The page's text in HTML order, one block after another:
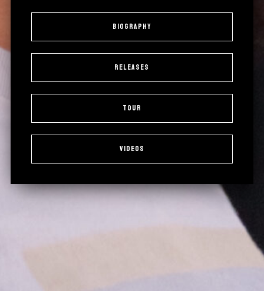
Biography
Releases
Tour
Videos